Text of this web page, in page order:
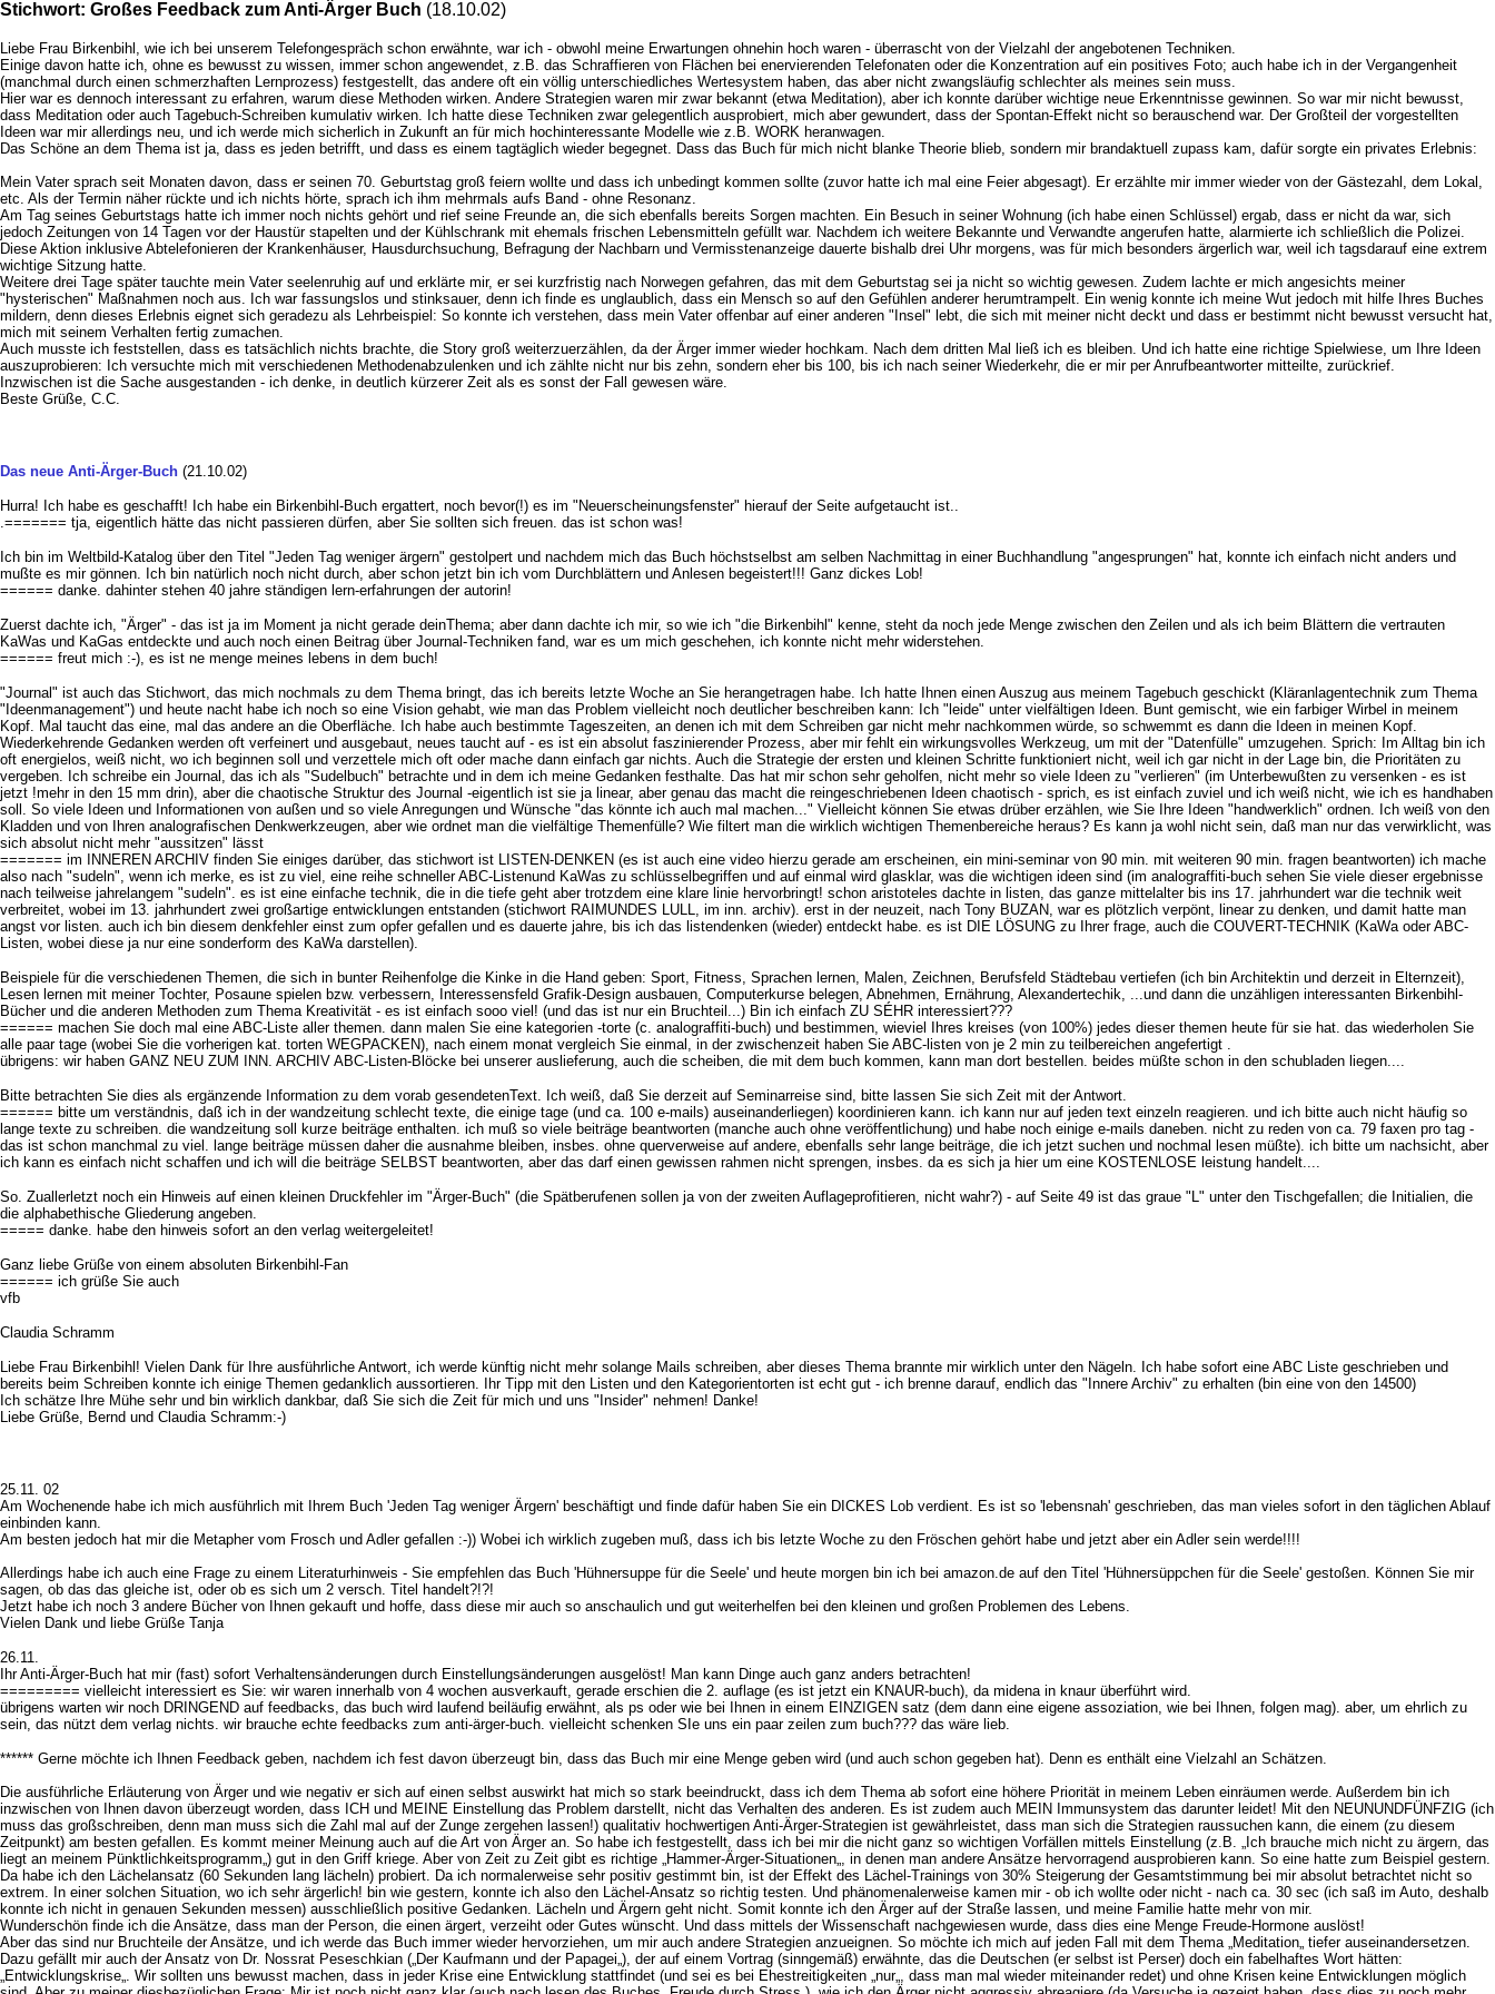
Stichwort: Großes Feedback zum Anti-Ärger Buch (18.10.02)
Liebe Frau Birkenbihl, wie ich bei unserem Telefongespräch schon erwähnte, war ich - obwohl meine Erwartungen ohnehin hoch waren - überrascht von der Vielzahl der angebotenen Techniken.
Einige davon hatte ich, ohne es bewusst zu wissen, immer schon angewendet, z.B. das Schraffieren von Flächen bei enervierenden Telefonaten oder die Konzentration auf ein positives Foto; auch habe ich in der Vergangenheit
(manchmal durch einen schmerzhaften Lernprozess) festgestellt, das andere oft ein völlig unterschiedliches Wertesystem haben, das aber nicht zwangsläufig schlechter als meines sein muss.
Hier war es dennoch interessant zu erfahren, warum diese Methoden wirken. Andere Strategien waren mir zwar bekannt (etwa Meditation), aber ich konnte darüber wichtige neue Erkenntnisse gewinnen. So war mir nicht bewusst,
dass Meditation oder auch Tagebuch-Schreiben kumulativ wirken. Ich hatte diese Techniken zwar gelegentlich ausprobiert, mich aber gewundert, dass der Spontan-Effekt nicht so berauschend war. Der Großteil der vorgestellten
Ideen war mir allerdings neu, und ich werde mich sicherlich in Zukunft an für mich hochinteressante Modelle wie z.B. WORK heranwagen.
Das Schöne an dem Thema ist ja, dass es jeden betrifft, und dass es einem tagtäglich wieder begegnet. Dass das Buch für mich nicht blanke Theorie blieb, sondern mir brandaktuell zupass kam, dafür sorgte ein privates Erlebnis:
Mein Vater sprach seit Monaten davon, dass er seinen 70. Geburtstag groß feiern wollte und dass ich unbedingt kommen sollte (zuvor hatte ich mal eine Feier abgesagt). Er erzählte mir immer wieder von der Gästezahl, dem Lokal,
etc. Als der Termin näher rückte und ich nichts hörte, sprach ich ihm mehrmals aufs Band - ohne Resonanz.
Am Tag seines Geburtstags hatte ich immer noch nichts gehört und rief seine Freunde an, die sich ebenfalls bereits Sorgen machten. Ein Besuch in seiner Wohnung (ich habe einen Schlüssel) ergab, dass er nicht da war, sich
jedoch Zeitungen von 14 Tagen vor der Haustür stapelten und der Kühlschrank mit ehemals frischen Lebensmitteln gefüllt war. Nachdem ich weitere Bekannte und Verwandte angerufen hatte, alarmierte ich schließlich die Polizei.
Diese Aktion inklusive Abtelefonieren der Krankenhäuser, Hausdurchsuchung, Befragung der Nachbarn und Vermisstenanzeige dauerte bishalb drei Uhr morgens, was für mich besonders ärgerlich war, weil ich tagsdarauf eine extrem
wichtige Sitzung hatte.
Weitere drei Tage später tauchte mein Vater seelenruhig auf und erklärte mir, er sei kurzfristig nach Norwegen gefahren, das mit dem Geburtstag sei ja nicht so wichtig gewesen. Zudem lachte er mich angesichts meiner
"hysterischen" Maßnahmen noch aus. Ich war fassungslos und stinksauer, denn ich finde es unglaublich, dass ein Mensch so auf den Gefühlen anderer herumtrampelt. Ein wenig konnte ich meine Wut jedoch mit hilfe Ihres Buches
mildern, denn dieses Erlebnis eignet sich geradezu als Lehrbeispiel: So konnte ich verstehen, dass mein Vater offenbar auf einer anderen "Insel" lebt, die sich mit meiner nicht deckt und dass er bestimmt nicht bewusst versucht hat,
mich mit seinem Verhalten fertig zumachen.
Auch musste ich feststellen, dass es tatsächlich nichts brachte, die Story groß weiterzuerzählen, da der Ärger immer wieder hochkam. Nach dem dritten Mal ließ ich es bleiben. Und ich hatte eine richtige Spielwiese, um Ihre Ideen
auszuprobieren: Ich versuchte mich mit verschiedenen Methodenabzulenken und ich zählte nicht nur bis zehn, sondern eher bis 100, bis ich nach seiner Wiederkehr, die er mir per Anrufbeantworter mitteilte, zurückrief.
Inzwischen ist die Sache ausgestanden - ich denke, in deutlich kürzerer Zeit als es sonst der Fall gewesen wäre.
Beste Grüße, C.C.
Das neue Anti-Ärger-Buch (21.10.02)
Hurra! Ich habe es geschafft! Ich habe ein Birkenbihl-Buch ergattert, noch bevor(!) es im "Neuerscheinungsfenster" hierauf der Seite aufgetaucht ist..
.======= tja, eigentlich hätte das nicht passieren dürfen, aber Sie sollten sich freuen. das ist schon was!
Ich bin im Weltbild-Katalog über den Titel "Jeden Tag weniger ärgern" gestolpert und nachdem mich das Buch höchstselbst am selben Nachmittag in einer Buchhandlung "angesprungen" hat, konnte ich einfach nicht anders und
mußte es mir gönnen. Ich bin natürlich noch nicht durch, aber schon jetzt bin ich vom Durchblättern und Anlesen begeistert!!! Ganz dickes Lob!
====== danke. dahinter stehen 40 jahre ständigen lern-erfahrungen der autorin!
Zuerst dachte ich, "Ärger" - das ist ja im Moment ja nicht gerade deinThema; aber dann dachte ich mir, so wie ich "die Birkenbihl" kenne, steht da noch jede Menge zwischen den Zeilen und als ich beim Blättern die vertrauten
KaWas und KaGas entdeckte und auch noch einen Beitrag über Journal-Techniken fand, war es um mich geschehen, ich konnte nicht mehr widerstehen.
====== freut mich :-), es ist ne menge meines lebens in dem buch!
"Journal" ist auch das Stichwort, das mich nochmals zu dem Thema bringt, das ich bereits letzte Woche an Sie herangetragen habe. Ich hatte Ihnen einen Auszug aus meinem Tagebuch geschickt (Kläranlagentechnik zum Thema
"Ideenmanagement") und heute nacht habe ich noch so eine Vision gehabt, wie man das Problem vielleicht noch deutlicher beschreiben kann: Ich "leide" unter vielfältigen Ideen. Bunt gemischt, wie ein farbiger Wirbel in meinem
Kopf. Mal taucht das eine, mal das andere an die Oberfläche. Ich habe auch bestimmte Tageszeiten, an denen ich mit dem Schreiben gar nicht mehr nachkommen würde, so schwemmt es dann die Ideen in meinen Kopf.
Wiederkehrende Gedanken werden oft verfeinert und ausgebaut, neues taucht auf - es ist ein absolut faszinierender Prozess, aber mir fehlt ein wirkungsvolles Werkzeug, um mit der "Datenfülle" umzugehen. Sprich: Im Alltag bin ich
oft energielos, weiß nicht, wo ich beginnen soll und verzettele mich oft oder mache dann einfach gar nichts. Auch die Strategie der ersten und kleinen Schritte funktioniert nicht, weil ich gar nicht in der Lage bin, die Prioritäten zu
vergeben. Ich schreibe ein Journal, das ich als "Sudelbuch" betrachte und in dem ich meine Gedanken festhalte. Das hat mir schon sehr geholfen, nicht mehr so viele Ideen zu "verlieren" (im Unterbewußten zu versenken - es ist
jetzt !mehr in den 15 mm drin), aber die chaotische Struktur des Journal -eigentlich ist sie ja linear, aber genau das macht die reingeschriebenen Ideen chaotisch - sprich, es ist einfach zuviel und ich weiß nicht, wie ich es handhaben
soll. So viele Ideen und Informationen von außen und so viele Anregungen und Wünsche "das könnte ich auch mal machen..." Vielleicht können Sie etwas drüber erzählen, wie Sie Ihre Ideen "handwerklich" ordnen. Ich weiß von den
Kladden und von Ihren analografischen Denkwerkzeugen, aber wie ordnet man die vielfältige Themenfülle? Wie filtert man die wirklich wichtigen Themenbereiche heraus? Es kann ja wohl nicht sein, daß man nur das verwirklicht, was
sich absolut nicht mehr "aussitzen" lässt
======= im INNEREN ARCHIV finden Sie einiges darüber, das stichwort ist LISTEN-DENKEN (es ist auch eine video hierzu gerade am erscheinen, ein mini-seminar von 90 min. mit weiteren 90 min. fragen beantworten) ich mache
also nach "sudeln", wenn ich merke, es ist zu viel, eine reihe schneller ABC-Listenund KaWas zu schlüsselbegriffen und auf einmal wird glasklar, was die wichtigen ideen sind (im analograffiti-buch sehen Sie viele dieser ergebnisse
nach teilweise jahrelangem "sudeln". es ist eine einfache technik, die in die tiefe geht aber trotzdem eine klare linie hervorbringt! schon aristoteles dachte in listen, das ganze mittelalter bis ins 17. jahrhundert war die technik weit
verbreitet, wobei im 13. jahrhundert zwei großartige entwicklungen entstanden (stichwort RAIMUNDES LULL, im inn. archiv). erst in der neuzeit, nach Tony BUZAN, war es plötzlich verpönt, linear zu denken, und damit hatte man
angst vor listen. auch ich bin diesem denkfehler einst zum opfer gefallen und es dauerte jahre, bis ich das listendenken (wieder) entdeckt habe. es ist DIE LÖSUNG zu Ihrer frage, auch die COUVERT-TECHNIK (KaWa oder ABC-
Listen, wobei diese ja nur eine sonderform des KaWa darstellen).
Beispiele für die verschiedenen Themen, die sich in bunter Reihenfolge die Kinke in die Hand geben: Sport, Fitness, Sprachen lernen, Malen, Zeichnen, Berufsfeld Städtebau vertiefen (ich bin Architektin und derzeit in Elternzeit),
Lesen lernen mit meiner Tochter, Posaune spielen bzw. verbessern, Interessensfeld Grafik-Design ausbauen, Computerkurse belegen, Abnehmen, Ernährung, Alexandertechik, ...und dann die unzähligen interessanten Birkenbihl-
Bücher und die anderen Methoden zum Thema Kreativität - es ist einfach sooo viel! (und das ist nur ein Bruchteil...) Bin ich einfach ZU SÉHR interessiert???
====== machen Sie doch mal eine ABC-Liste aller themen. dann malen Sie eine kategorien -torte (c. analograffiti-buch) und bestimmen, wieviel Ihres kreises (von 100%) jedes dieser themen heute für sie hat. das wiederholen Sie
alle paar tage (wobei Sie die vorherigen kat. torten WEGPACKEN), nach einem monat vergleich Sie einmal, in der zwischenzeit haben Sie ABC-listen von je 2 min zu teilbereichen angefertigt .
übrigens: wir haben GANZ NEU ZUM INN. ARCHIV ABC-Listen-Blöcke bei unserer auslieferung, auch die scheiben, die mit dem buch kommen, kann man dort bestellen. beides müßte schon in den schubladen liegen....
Bitte betrachten Sie dies als ergänzende Information zu dem vorab gesendetenText. Ich weiß, daß Sie derzeit auf Seminarreise sind, bitte lassen Sie sich Zeit mit der Antwort.
====== bitte um verständnis, daß ich in der wandzeitung schlecht texte, die einige tage (und ca. 100 e-mails) auseinanderliegen) koordinieren kann. ich kann nur auf jeden text einzeln reagieren. und ich bitte auch nicht häufig so
lange texte zu schreiben. die wandzeitung soll kurze beiträge enthalten. ich muß so viele beiträge beantworten (manche auch ohne veröffentlichung) und habe noch einige e-mails daneben. nicht zu reden von ca. 79 faxen pro tag -
das ist schon manchmal zu viel. lange beiträge müssen daher die ausnahme bleiben, insbes. ohne querverweise auf andere, ebenfalls sehr lange beiträge, die ich jetzt suchen und nochmal lesen müßte). ich bitte um nachsicht, aber
ich kann es einfach nicht schaffen und ich will die beiträge SELBST beantworten, aber das darf einen gewissen rahmen nicht sprengen, insbes. da es sich ja hier um eine KOSTENLOSE leistung handelt....
So. Zuallerletzt noch ein Hinweis auf einen kleinen Druckfehler im "Ärger-Buch" (die Spätberufenen sollen ja von der zweiten Auflageprofitieren, nicht wahr?) - auf Seite 49 ist das graue "L" unter den Tischgefallen; die Initialien, die
die alphabethische Gliederung angeben.
===== danke. habe den hinweis sofort an den verlag weitergeleitet!
Ganz liebe Grüße von einem absoluten Birkenbihl-Fan
====== ich grüße Sie auch
vfb
Claudia Schramm
Liebe Frau Birkenbihl! Vielen Dank für Ihre ausführliche Antwort, ich werde künftig nicht mehr solange Mails schreiben, aber dieses Thema brannte mir wirklich unter den Nägeln. Ich habe sofort eine ABC Liste geschrieben und
bereits beim Schreiben konnte ich einige Themen gedanklich aussortieren. Ihr Tipp mit den Listen und den Kategorientorten ist echt gut - ich brenne darauf, endlich das "Innere Archiv" zu erhalten (bin eine von den 14500)
Ich schätze Ihre Mühe sehr und bin wirklich dankbar, daß Sie sich die Zeit für mich und uns "Insider" nehmen! Danke!
Liebe Grüße, Bernd und Claudia Schramm:-)
25.11. 02
Am Wochenende habe ich mich ausführlich mit Ihrem Buch 'Jeden Tag weniger Ärgern' beschäftigt und finde dafür haben Sie ein DICKES Lob verdient. Es ist so 'lebensnah' geschrieben, das man vieles sofort in den täglichen Ablauf
einbinden kann.
Am besten jedoch hat mir die Metapher vom Frosch und Adler gefallen :-)) Wobei ich wirklich zugeben muß, dass ich bis letzte Woche zu den Fröschen gehört habe und jetzt aber ein Adler sein werde!!!!
Allerdings habe ich auch eine Frage zu einem Literaturhinweis - Sie empfehlen das Buch 'Hühnersuppe für die Seele' und heute morgen bin ich bei amazon.de auf den Titel 'Hühnersüppchen für die Seele' gestoßen. Können Sie mir
sagen, ob das das gleiche ist, oder ob es sich um 2 versch. Titel handelt?!?!
Jetzt habe ich noch 3 andere Bücher von Ihnen gekauft und hoffe, dass diese mir auch so anschaulich und gut weiterhelfen bei den kleinen und großen Problemen des Lebens.
Vielen Dank und liebe Grüße Tanja
26.11.
Ihr Anti-Ärger-Buch hat mir (fast) sofort Verhaltensänderungen durch Einstellungsänderungen ausgelöst! Man kann Dinge auch ganz anders betrachten!
========= vielleicht interessiert es Sie: wir waren innerhalb von 4 wochen ausverkauft, gerade erschien die 2. auflage (es ist jetzt ein KNAUR-buch), da midena in knaur überführt wird.
übrigens warten wir noch DRINGEND auf feedbacks, das buch wird laufend beiläufig erwähnt, als ps oder wie bei Ihnen in einem EINZIGEN satz (dem dann eine eigene assoziation, wie bei Ihnen, folgen mag). aber, um ehrlich zu
sein, das nützt dem verlag nichts. wir brauche echte feedbacks zum anti-ärger-buch. vielleicht schenken SIe uns ein paar zeilen zum buch??? das wäre lieb.
****** Gerne möchte ich Ihnen Feedback geben, nachdem ich fest davon überzeugt bin, dass das Buch mir eine Menge geben wird (und auch schon gegeben hat). Denn es enthält eine Vielzahl an Schätzen.
Die ausführliche Erläuterung von Ärger und wie negativ er sich auf einen selbst auswirkt hat mich so stark beeindruckt, dass ich dem Thema ab sofort eine höhere Priorität in meinem Leben einräumen werde. Außerdem bin ich
inzwischen von Ihnen davon überzeugt worden, dass ICH und MEINE Einstellung das Problem darstellt, nicht das Verhalten des anderen. Es ist zudem auch MEIN Immunsystem das darunter leidet! Mit den NEUNUNDFÜNFZIG (ich
muss das großschreiben, denn man muss sich die Zahl mal auf der Zunge zergehen lassen!) qualitativ hochwertigen Anti-Ärger-Strategien ist gewährleistet, dass man sich die Strategien raussuchen kann, die einem (zu diesem
Zeitpunkt) am besten gefallen. Es kommt meiner Meinung auch auf die Art von Ärger an. So habe ich festgestellt, dass ich bei mir die nicht ganz so wichtigen Vorfällen mittels Einstellung (z.B. „Ich brauche mich nicht zu ärgern, das
liegt an meinem Pünktlichkeitsprogramm„) gut in den Griff kriege. Aber von Zeit zu Zeit gibt es richtige „Hammer-Ärger-Situationen„, in denen man andere Ansätze hervorragend ausprobieren kann. So eine hatte zum Beispiel gestern.
Da habe ich den Lächelansatz (60 Sekunden lang lächeln) probiert. Da ich normalerweise sehr positiv gestimmt bin, ist der Effekt des Lächel-Trainings von 30% Steigerung der Gesamtstimmung bei mir absolut betrachtet nicht so
extrem. In einer solchen Situation, wo ich sehr ärgerlich! bin wie gestern, konnte ich also den Lächel-Ansatz so richtig testen. Und phänomenalerweise kamen mir - ob ich wollte oder nicht - nach ca. 30 sec (ich saß im Auto, deshalb
konnte ich nicht in genauen Sekunden messen) ausschließlich positive Gedanken. Lächeln und Ärgern geht nicht. Somit konnte ich den Ärger auf der Straße lassen, und meine Familie hatte mehr von mir.
Wunderschön finde ich die Ansätze, dass man der Person, die einen ärgert, verzeiht oder Gutes wünscht. Und dass mittels der Wissenschaft nachgewiesen wurde, dass dies eine Menge Freude-Hormone auslöst!
Aber das sind nur Bruchteile der Ansätze, und ich werde das Buch immer wieder hervorziehen, um mir auch andere Strategien anzueignen. So möchte ich mich auf jeden Fall mit dem Thema „Meditation„ tiefer auseinandersetzen.
Dazu gefällt mir auch der Ansatz von Dr. Nossrat Peseschkian („Der Kaufmann und der Papagei„), der auf einem Vortrag (sinngemäß) erwähnte, das die Deutschen (er selbst ist Perser) doch ein fabelhaftes Wort hätten:
„Entwicklungskrise„. Wir sollten uns bewusst machen, dass in jeder Krise eine Entwicklung stattfindet (und sei es bei Ehestreitigkeiten „nur„, dass man mal wieder miteinander redet) und ohne Krisen keine Entwicklungen möglich